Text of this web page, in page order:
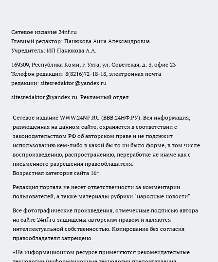
Сетевое издание 24nf.ru
Главный редактор: Панюкова Анна Александровна
Учредитель: ИП Панюкова А.А.
169309, Республика Коми, г. Ухта, ул. Советская, д. 3, офис 23
Телефон редакции: 8(8216)72-18-18, электронная почта
редакции: sitesredaktor@yandex.ru
sitesredaktor@yandex.ru Рекламный отдел
Сетевое издание WWW.24NF.RU (ВВВ.24НФ.РУ). Вся информация,
размещенная на данном сайте, охраняется в соответствии с
законодательством РФ об авторском праве и не подлежит
использованию кем-либо в какой бы то ни было форме, в том числе
воспроизведению, распространению, переработке не иначе как с
письменного разрешения правообладателя.
Возрастная категория сайта 16+.
Редакция портала не несет ответственности за комментарии
пользователей, а также материалы рубрики "народные новости".
Все фотографические произведения, отмеченные подписью автора
на сайте 24nf.ru защищены авторским правом и являются
интеллектуальной собственностью. Копирование без согласия
правообладателя запрещено.
«На информационном ресурсе применяются рекомендательные